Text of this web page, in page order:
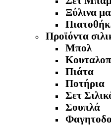
Ξύλινα
Προϊόντα
Μπολ
Πιάτα
Ποτήρια
Σετ
Σουπλά